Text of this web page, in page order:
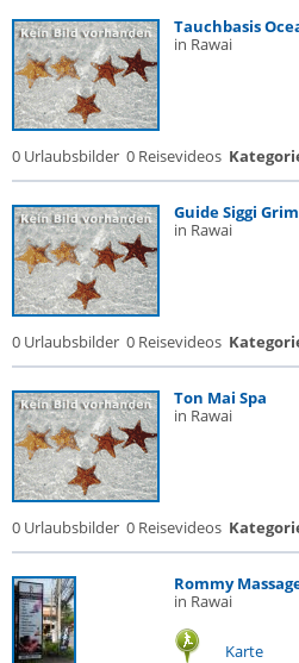
Tauchbasis
in Rawai
0 Urlaubsbilder 0 Reisevideos
Guide Siggi
in Rawai
0 Urlaubsbilder 0 Reisevideos
Ton Mai Spa
in Rawai
0 Urlaubsbilder 0 Reisevideos
Rommy
in Rawai
Karte